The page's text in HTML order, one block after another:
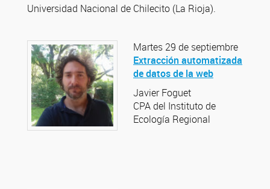
Universidad Nacional de Chilecito (La Rioja).
Martes 29 de septiembre
Extracción automatizada
de datos de la web
Javier Foguet
CPA del Instituto de
Ecología Regional